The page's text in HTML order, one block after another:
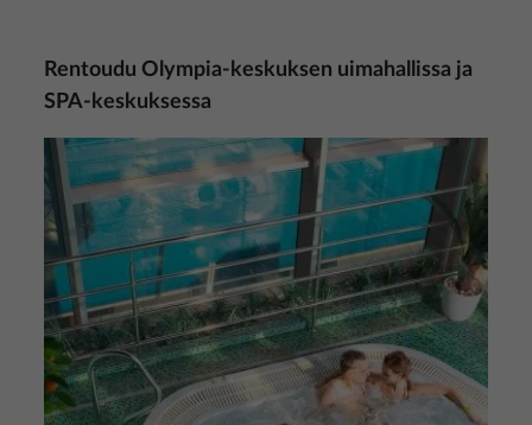
Rentoudu Olympia-keskuksen uimahallissa ja
SPA-keskuksessa
Kuva